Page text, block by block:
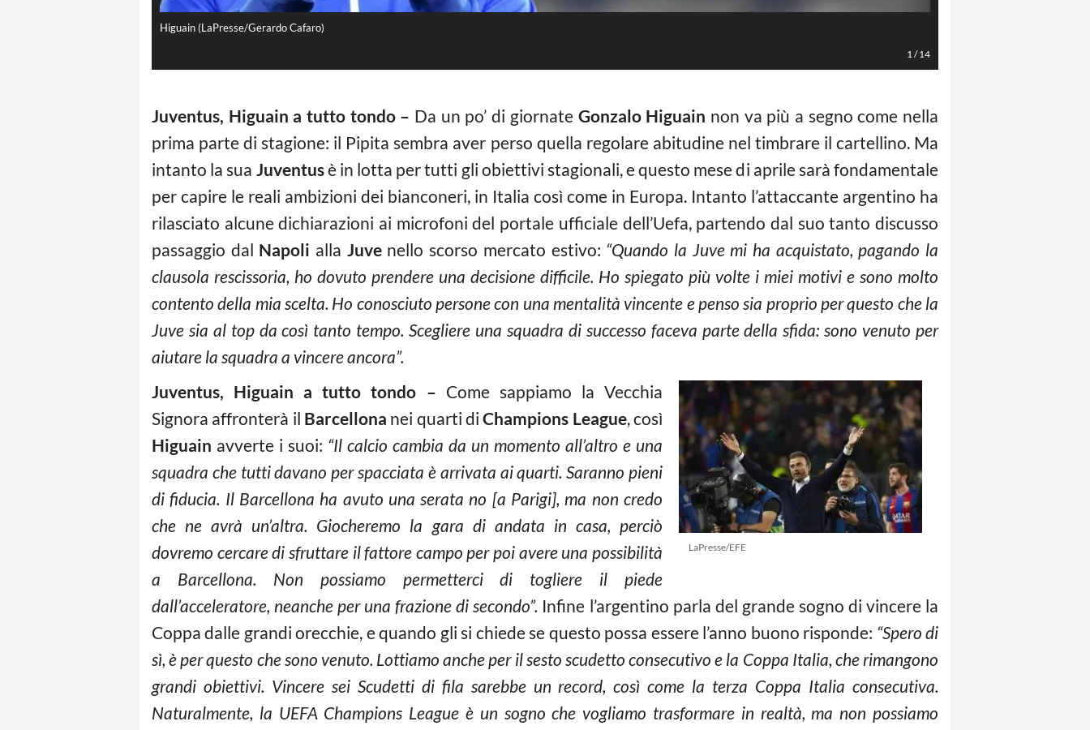
Higuain (LaPresse/Gerardo Cafaro)
1/14
Juventus, Higuain a tutto tondo – Da un po’ di giornate Gonzalo Higuain non va più a segno come nella
prima parte di stagione: il Pipita sembra aver perso quella regolare abitudine nel timbrare il cartellino. Ma
intanto la sua Juventusè in lotta per tutti gli obiettivi stagionali, e questo mese di aprile sarà fondamentale
per capire le reali ambizioni dei bianconeri, in Italia così come in Europa. Intanto l’attaccante argentino ha
rilasciato alcune dichiarazioni ai microfoni del portale ufficiale dell’Uefa, partendo dal suo tanto discusso
passaggio dal Napoli alla Juvenello scorso mercato estivo: “Quando la Juve mi ha acquistato, pagando la
clausola rescissoria, ho dovuto prendere una decisione difficile. Ho spiegato più volte i miei motivi e sono molto
contento della mia scelta. Ho conosciuto persone con una mentalità vincente e penso sia proprio per questo che la
Juve sia al top da così tanto tempo. Scegliere una squadra di successo faceva parte della sfida: sono venuto per
aiutare la squadra a vincere ancora”.
LaPresse/EFE
Juventus, Higuain a tutto tondo – Come sappiamo la Vecchia
Signora affronterà il Barcellona nei quarti diChampions League, così
Higuain avverte i suoi: “Il calcio cambia da un momento all’altro e una
squadra che tutti davano per spacciata è arrivata ai quarti. Saranno pieni
di fiducia. Il Barcellona ha avuto una serata no [a Parigi], ma non credo
che ne avrà un’altra. Giocheremo la gara di andata in casa, perciò
dovremo cercare di sfruttare il fattore campo per poi avere una possibilità
a Barcellona. Non possiamo permetterci di togliere il piede
dall’acceleratore, neanche per una frazione di secondo”. Infine l’argentino parla del grande sogno di vincere la
Coppa dalle grandi orecchie, e quando gli si chiede se questo possa essere l’anno buono risponde: “Spero di
sì, è per questo che sono venuto. Lottiamo anche per il sesto scudetto consecutivo e la Coppa Italia, che rimangono
grandi obiettivi. Vincere sei Scudetti di fila sarebbe un record, così come la terza Coppa Italia consecutiva.
Naturalmente, la UEFA Champions League è un sogno che vogliamo trasformare in realtà, ma non possiamo